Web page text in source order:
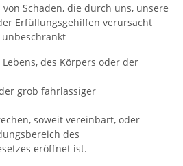
Schäden, die durch uns, unsere
Erfüllungsgehilfen verursacht
des Körpers oder der
grob fahrlässiger
soweit vereinbart, oder
des
eröffnet ist.